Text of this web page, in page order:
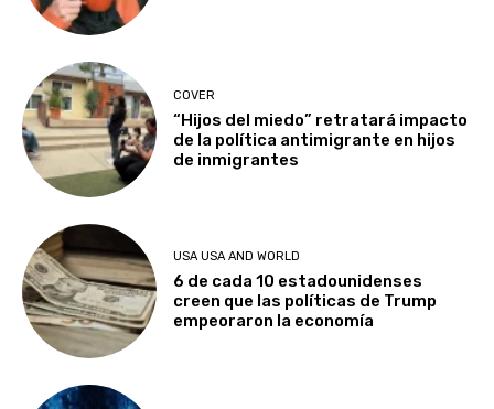
COVER
“Hijos del miedo” retratará impacto
de la política antimigrante en hijos
de inmigrantes
USA USA AND WORLD
6 de cada 10 estadounidenses
creen que las políticas de Trump
empeoraron la economía